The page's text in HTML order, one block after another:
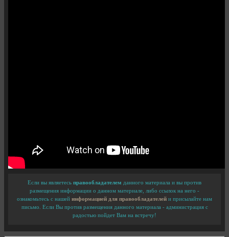
Если вы являетесь правообладателем данного материала и вы против
размещения информации о данном материале, либо ссылок на него -
ознакомьтесь с нашей информацией для правообладателей и присылайте нам
письмо. Если Вы против размещения данного материала - администрация с
радостью пойдет Вам на встречу!